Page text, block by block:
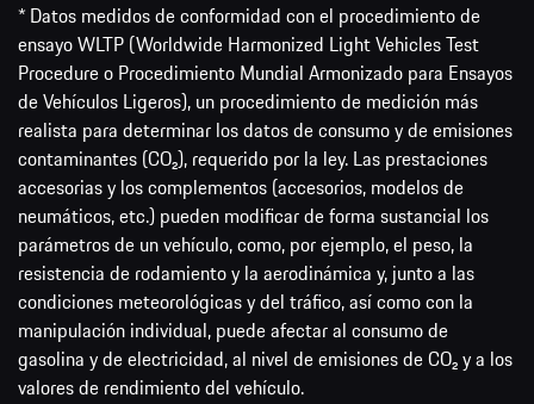
* Datos medidos de conformidad con el procedimiento de
ensayo WLTP (Worldwide Harmonized Light Vehicles Test
Procedure o Procedimiento Mundial Armonizado para Ensayos
de Vehículos Ligeros), un procedimiento de medición más
realista para determinar los datos de consumo y de emisiones
contaminantes (CO₂), requerido por la ley. Las prestaciones
accesorias y los complementos (accesorios, modelos de
neumáticos, etc.) pueden modificar de forma sustancial los
parámetros de un vehículo, como, por ejemplo, el peso, la
resistencia de rodamiento y la aerodinámica y, junto a las
condiciones meteorológicas y del tráfico, así como con la
manipulación individual, puede afectar al consumo de
gasolina y de electricidad, al nivel de emisiones de CO₂ y a los
valores de rendimiento del vehículo.